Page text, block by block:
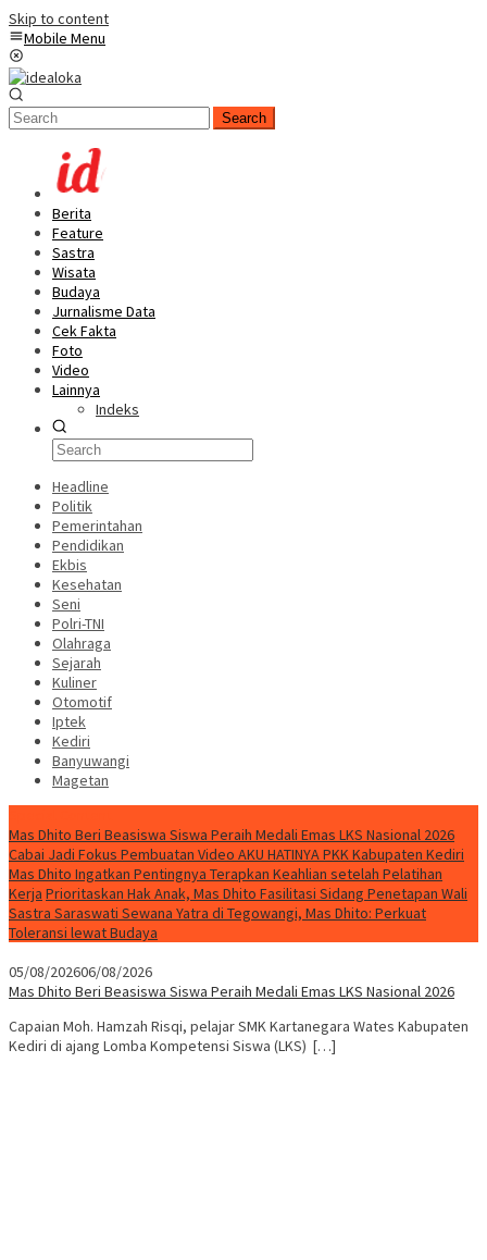
Skip to content
Mobile Menu
Search
Berita
Feature
Sastra
Wisata
Budaya
Jurnalisme Data
Cek Fakta
Foto
Video
Lainnya
Indeks
Headline
Politik
Pemerintahan
Pendidikan
Ekbis
Kesehatan
Seni
Polri-TNI
Olahraga
Sejarah
Kuliner
Otomotif
Iptek
Kediri
Banyuwangi
Magetan
Mas Dhito Beri Beasiswa Siswa Peraih Medali Emas LKS Nasional 2026
Cabai Jadi Fokus Pembuatan Video AKU HATINYA PKK Kabupaten Kediri
Mas Dhito Ingatkan Pentingnya Terapkan Keahlian setelah Pelatihan
Kerja Prioritaskan Hak Anak, Mas Dhito Fasilitasi Sidang Penetapan Wali
Sastra Saraswati Sewana Yatra di Tegowangi, Mas Dhito: Perkuat
Toleransi lewat Budaya
05/08/202606/08/2026
Mas Dhito Beri Beasiswa Siswa Peraih Medali Emas LKS Nasional 2026
Capaian Moh. Hamzah Risqi, pelajar SMK Kartanegara Wates Kabupaten
Kediri di ajang Lomba Kompetensi Siswa (LKS) […]